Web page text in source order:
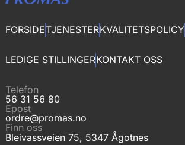
FORSIDETJENESTERKVALITETSPOLICY
LEDIGE STILLINGERKONTAKT OSS
Telefon
56 31 56 80
Epost
ordre@promas.no
Finn oss
Bleivassveien 75, 5347 Ågotnes